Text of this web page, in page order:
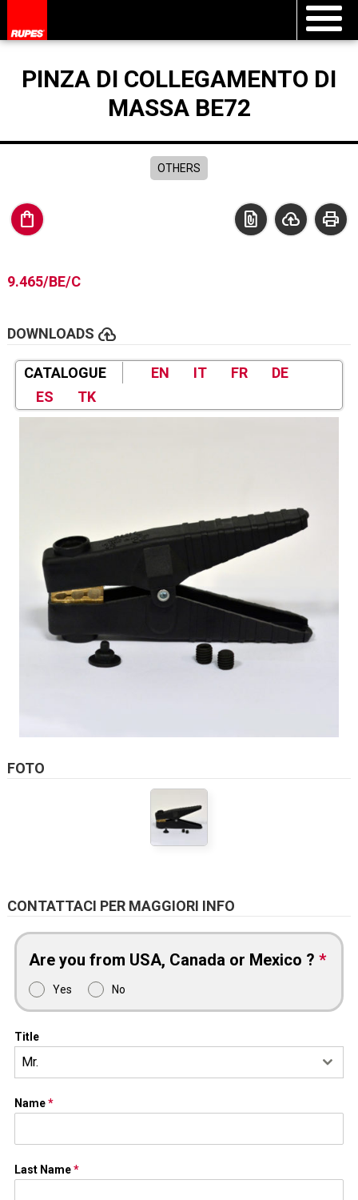
PINZA DI COLLEGAMENTO DI
MASSA BE72
OTHERS
shopping_bag print
cloud_upload
file_present
9.465/BE/C
DOWNLOADS cloud_upload
CATALOGUE EN IT FR
DE
ES
TK
FOTO
CONTATTACI PER MAGGIORI INFO
Are you from USA, Canada or Mexico ? *
Yes No
Title
Mr.
Name*
Last Name*